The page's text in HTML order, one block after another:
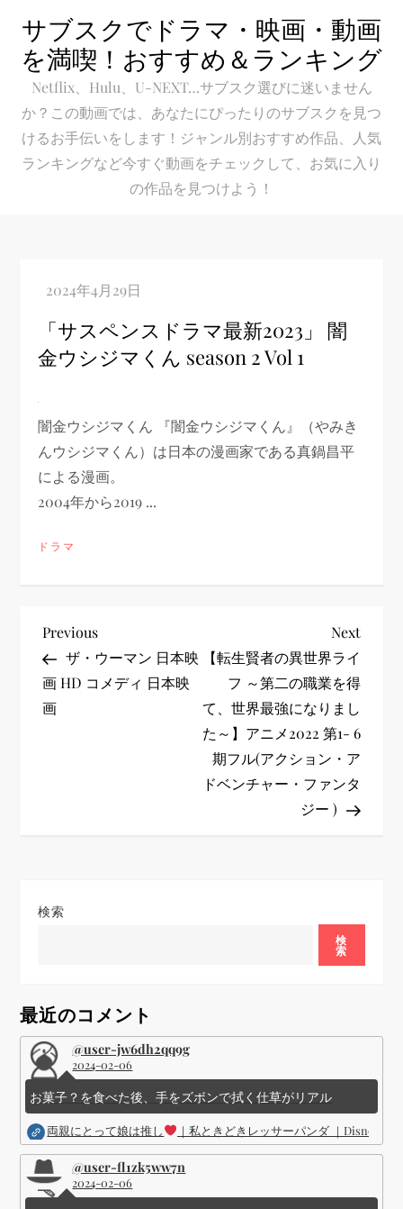
content
サブスクでドラマ・映画・動画
を満喫！おすすめ＆ランキング
Netflix、Hulu、U-NEXT…サブスク選びに迷いません
か？この動画では、あなたにぴったりのサブスクを見つ
けるお手伝いをします！ジャンル別おすすめ作品、人気
ランキングなど今すぐ動画をチェックして、お気に入り
の作品を見つけよう！
「サスペンスドラマ最新2023」 闇
金ウシジマくん season 2 Vol 1
闇金ウシジマくん 『闇金ウシジマくん』（やみき
んウシジマくん）は日本の漫画家である真鍋昌平
による漫画。
2004年から2019 ...
ドラマ
投
稿
ナ
Previous
Post
Previous
ザ・ウーマン 日本映
画 HD コメディ 日本映
画
Next
Next
【転生賢者の異世界ライ
フ ～第二の職業を得
て、世界最強になりまし
た～】アニメ2022 第1- 6
期フル(アクション・ア
ドベンチャー・ファンタ
ジー )
検索
検
索
最近のコメント
@user-jw6dh2qq9g
2024-02-06
お菓子？を食べた後、手をズボンで拭く仕草がリアル
両親にとって娘は推し ｜私ときどきレッサーパンダ ｜Disney (
@user-fl1zk5ww7n
2024-02-06